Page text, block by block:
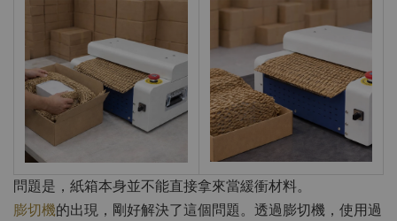
問題是，紙箱本身並不能直接拿來當緩衝材料。
膨切機的出現，剛好解決了這個問題。透過膨切機，使用過